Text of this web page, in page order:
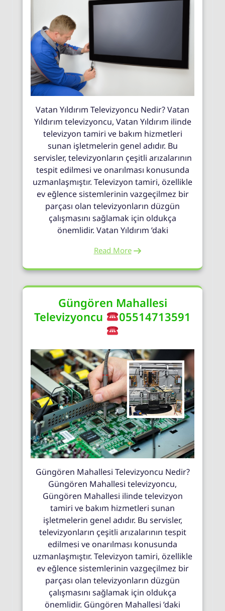
Vatan Yıldırım Televizyoncu Nedir? Vatan
Yıldırım televizyoncu, Vatan Yıldırım ilinde
televizyon tamiri ve bakım hizmetleri
sunan işletmelerin genel adıdır. Bu
servisler, televizyonların çeşitli arızalarının
tespit edilmesi ve onarılması konusunda
uzmanlaşmıştır. Televizyon tamiri, özellikle
ev eğlence sistemlerinin vazgeçilmez bir
parçası olan televizyonların düzgün
çalışmasını sağlamak için oldukça
önemlidir. Vatan Yıldırım ’daki
Read More
Güngören Mahallesi
Televizyoncu
05514713591
Güngören Mahallesi Televizyoncu Nedir?
Güngören Mahallesi televizyoncu,
Güngören Mahallesi ilinde televizyon
tamiri ve bakım hizmetleri sunan
işletmelerin genel adıdır. Bu servisler,
televizyonların çeşitli arızalarının tespit
edilmesi ve onarılması konusunda
uzmanlaşmıştır. Televizyon tamiri, özellikle
ev eğlence sistemlerinin vazgeçilmez bir
parçası olan televizyonların düzgün
çalışmasını sağlamak için oldukça
önemlidir. Güngören Mahallesi ’daki